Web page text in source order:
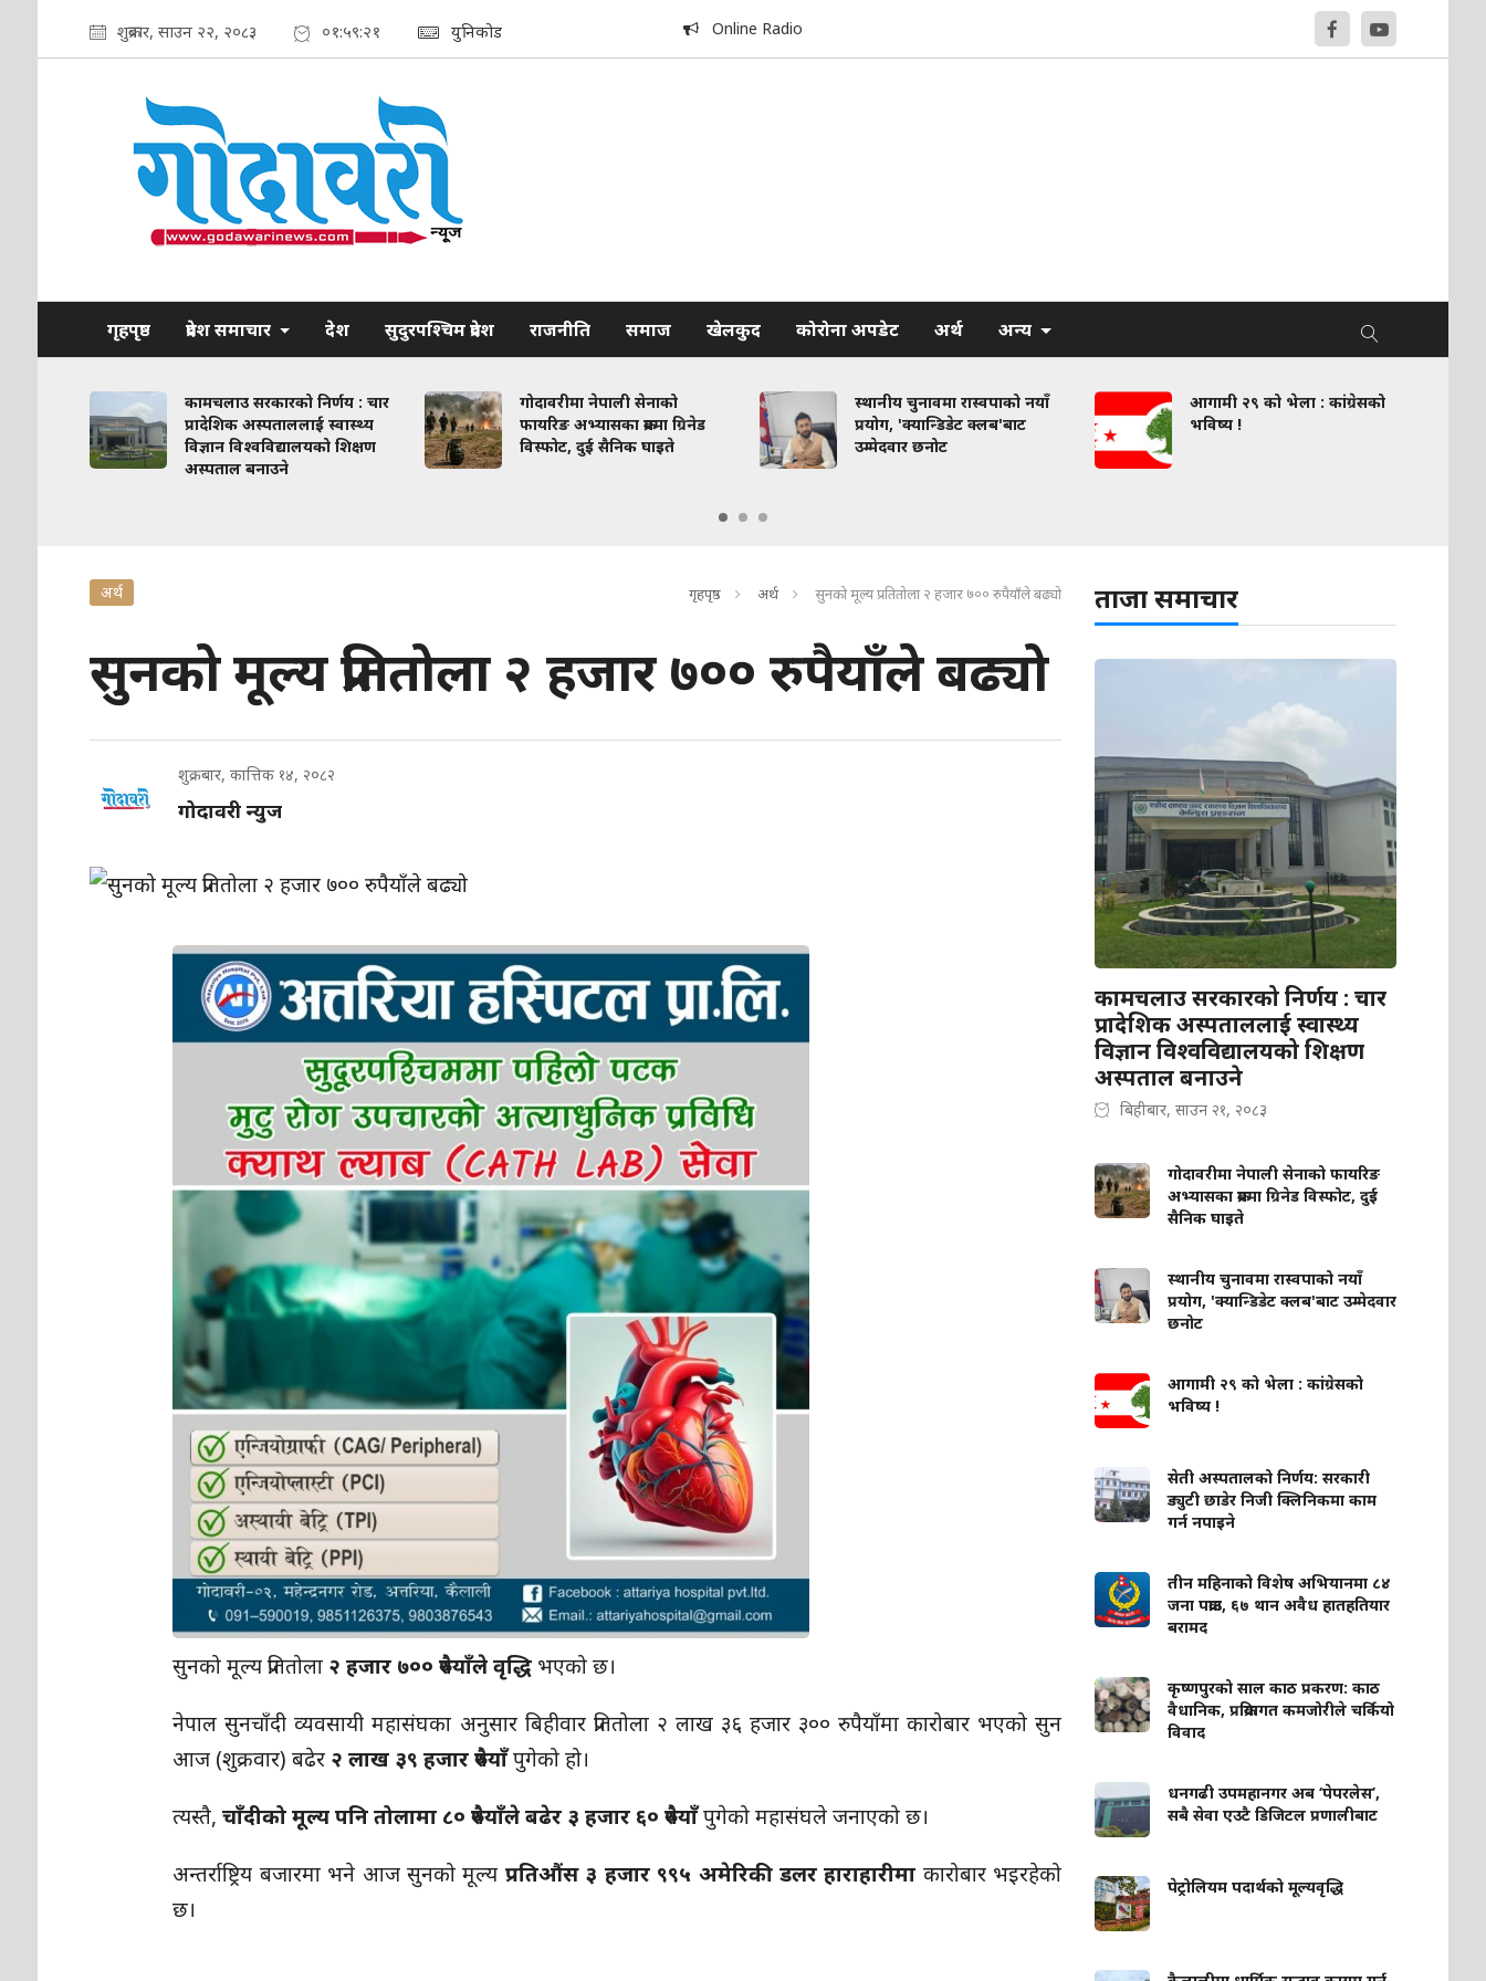
शुक्रबार, साउन २२, २०८३ ०१:५९:२२ युनिकोड Online Radio
गृहपृष्ठ प्रदेश समाचार देश सुदुरपश्चिम प्रदेश राजनीति समाज खेलकुद कोरोना अपडेट अर्थ अन्य
कामचलाउ सरकारको निर्णय : चार
प्रादेशिक अस्पताललाई स्वास्थ्य
विज्ञान विश्वविद्यालयको शिक्षण
अस्पताल बनाउने
गोदावरीमा नेपाली सेनाको
फायरिङ अभ्यासका क्रममा ग्रिनेड
विस्फोट, दुई सैनिक घाइते
स्थानीय चुनावमा रास्वपाको नयाँ
प्रयोग, 'क्यान्डिडेट क्लब'बाट
उम्मेदवार छनोट
आगामी २९ को भेला : कांग्रेसको
भविष्य !
अर्थ गृहपृष्ठ अर्थ सुनको मूल्य प्रतितोला २ हजार ७०० रुपैयाँले बढ्यो
सुनको मूल्य प्रतितोला २ हजार ७०० रुपैयाँले बढ्यो
शुक्रबार, कात्तिक १४, २०८२
गोदावरी न्युज
सुनको मूल्य प्रतितोला २ हजार ७०० रुपैयाँले वृद्धि भएको छ।
नेपाल सुनचाँदी व्यवसायी महासंघका अनुसार बिहीवार प्रतितोला २ लाख ३६ हजार ३०० रुपैयाँमा कारोबार भएको सुन
आज (शुक्रवार) बढेर २ लाख ३९ हजार रुपैयाँपुगेको हो।
त्यस्तै,चाँदीको मूल्य पनि तोलामा ८० रुपैयाँले बढेर ३ हजार ६० रुपैयाँपुगेको महासंघले जनाएको छ।
अन्तर्राष्ट्रिय बजारमा भने आज सुनको मूल्य प्रतिऔंस ३ हजार ९९५ अमेरिकी डलर हाराहारीमा कारोबार भइरहेको
छ।
ताजा समाचार
कामचलाउ सरकारको निर्णय : चार
प्रादेशिक अस्पताललाई स्वास्थ्य
विज्ञान विश्वविद्यालयको शिक्षण
अस्पताल बनाउने
बिहीबार, साउन २१, २०८३
गोदावरीमा नेपाली सेनाको फायरिङ
अभ्यासका क्रममा ग्रिनेड विस्फोट, दुई
सैनिक घाइते
स्थानीय चुनावमा रास्वपाको नयाँ
प्रयोग, 'क्यान्डिडेट क्लब'बाट उम्मेदवार
छनोट
आगामी २९ को भेला : कांग्रेसको
भविष्य !
सेती अस्पतालको निर्णय: सरकारी
ड्युटी छाडेर निजी क्लिनिकमा काम
गर्न नपाइने
तीन महिनाको विशेष अभियानमा ८४
जना पक्राउ, ६७ थान अवैध हातहतियार
बरामद
कृष्णपुरको साल काठ प्रकरण: काठ
वैधानिक, प्रक्रियागत कमजोरीले चर्कियो
विवाद
धनगढी उपमहानगर अब ‘पेपरलेस’,
सबै सेवा एउटै डिजिटल प्रणालीबाट
पेट्रोलियम पदार्थको मूल्यवृद्धि